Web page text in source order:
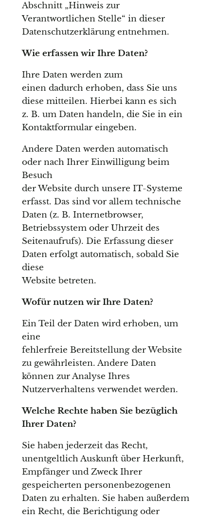
Abschnitt „Hinweis zur
Verantwortlichen Stelle“ in dieser
Datenschutzerklärung entnehmen.
Wie erfassen wir Ihre Daten?
Ihre Daten werden zum
einen dadurch erhoben, dass Sie uns
diese mitteilen. Hierbei kann es sich
z. B. um Daten handeln, die Sie in ein
Kontaktformular eingeben.
Andere Daten werden automatisch
oder nach Ihrer Einwilligung beim
Besuch
der Website durch unsere IT-Systeme
erfasst. Das sind vor allem technische
Daten (z. B. Internetbrowser,
Betriebssystem oder Uhrzeit des
Seitenaufrufs). Die Erfassung dieser
Daten erfolgt automatisch, sobald Sie
diese
Website betreten.
Wofür nutzen wir Ihre Daten?
Ein Teil der Daten wird erhoben, um
eine
fehlerfreie Bereitstellung der Website
zu gewährleisten. Andere Daten
können zur Analyse Ihres
Nutzerverhaltens verwendet werden.
Welche Rechte haben Sie bezüglich
Ihrer Daten?
Sie haben jederzeit das Recht,
unentgeltlich Auskunft über Herkunft,
Empfänger und Zweck Ihrer
gespeicherten personenbezogenen
Daten zu erhalten. Sie haben außerdem
ein Recht, die Berichtigung oder